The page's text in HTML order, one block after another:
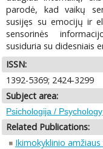
parodė, kad vaikų
susijęs su emocijų ir
sensorinės
susiduria su didesniais
ISSN:
1392-5369; 2424-3299
Subject area:
Psichologija / Psychology
Related Publications:
Ikimokyklinio